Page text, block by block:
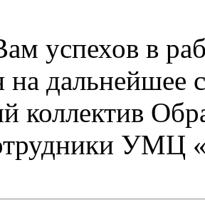
успехов в
на дальнейшее
коллектив
УМЦ